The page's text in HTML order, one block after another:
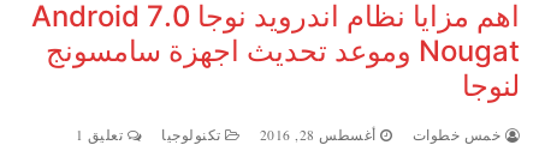
اهم مزايا نظام اندرويد نوجا 7.0 Android
Nougat وموعد تحديث اجهزة سامسونج
لنوجا
خمس خطوات أغسطس 28, 2016 تكنولوجيا تعليق 1